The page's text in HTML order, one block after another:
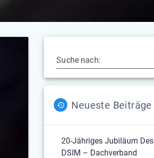
Suche nach:
Neueste Beiträge
20-Jähriges Jubiläum Des
DSIM – Dachverband